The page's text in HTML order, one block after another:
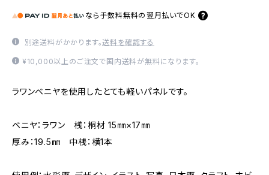
なら 手数料無料の 翌月払いでOK
別途送料がかかります。送料を確認する
¥10,000以上のご注文で国内送料が無料になります。
ラワンベニヤを使用したとても軽いパネルです。
ベニヤ：ラワン 桟：桐材 15㎜×17㎜
厚み：19.5㎜ 中桟：横1本